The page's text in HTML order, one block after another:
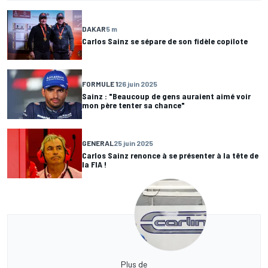
DAKAR5 m
Carlos Sainz se sépare de son fidèle copilote
FORMULE 126 juin 2025
Sainz : "Beaucoup de gens auraient aimé voir
mon père tenter sa chance"
GENERAL25 juin 2025
Carlos Sainz renonce à se présenter à la tête de
la FIA !
Plus de